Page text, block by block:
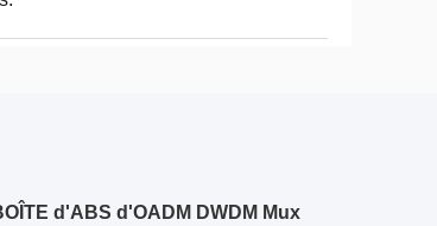
d'ABS d'OADM DWDM Mux